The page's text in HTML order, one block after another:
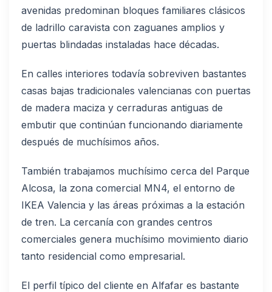
avenidas predominan bloques familiares clásicos
de ladrillo caravista con zaguanes amplios y
puertas blindadas instaladas hace décadas.
En calles interiores todavía sobreviven bastantes
casas bajas tradicionales valencianas con puertas
de madera maciza y cerraduras antiguas de
embutir que continúan funcionando diariamente
después de muchísimos años.
También trabajamos muchísimo cerca del Parque
Alcosa, la zona comercial MN4, el entorno de
IKEA Valencia y las áreas próximas a la estación
de tren. La cercanía con grandes centros
comerciales genera muchísimo movimiento diario
tanto residencial como empresarial.
El perfil típico del cliente en Alfafar es bastante